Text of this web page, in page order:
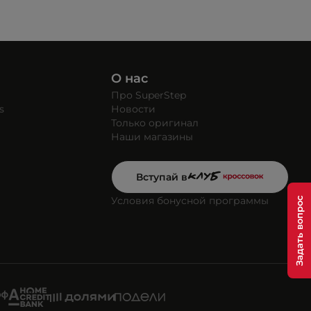
О нас
Про SuperStep
Новости
Только оригинал
Наши магазины
Вступай в
Условия бонусной программы